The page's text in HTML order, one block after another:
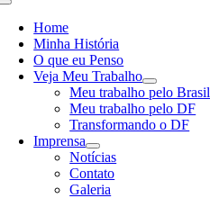
Toggle
NavigationHome
Minha História
O que eu Penso
Veja Meu Trabalho
Meu trabalho pelo Brasil
Meu trabalho pelo DF
Transformando o DF
Imprensa
Notícias
Contato
Galeria